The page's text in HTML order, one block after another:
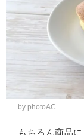
by photoAC
もちろん商品